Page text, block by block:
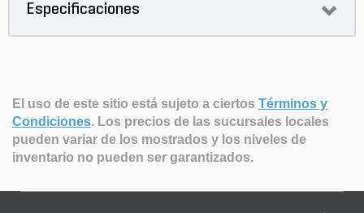
Especificaciones
El uso de este sitio está sujeto a ciertos Términos y
Condiciones. Los precios de las sucursales locales
pueden variar de los mostrados y los niveles de
inventario no pueden ser garantizados.